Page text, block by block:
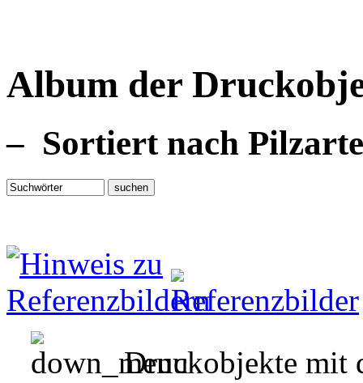
Album der
– Sortiert nach
Druckobjekte mit